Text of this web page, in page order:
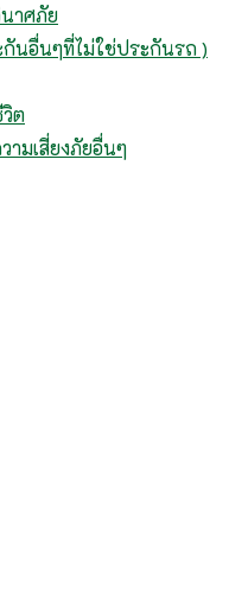
าศภัย
นอื่นๆที่ไม่ใช่ประกันรถ )
ต
ามเสี่ยงภัยอื่นๆ